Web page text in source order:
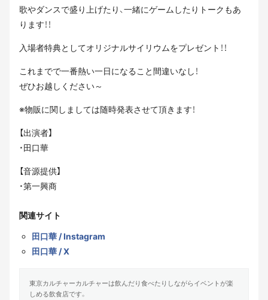
歌やダンスで盛り上げたり、一緒にゲームしたりトークもあ
ります！！
入場者特典としてオリジナルサイリウムをプレゼント！！
これまでで一番熱い一日になること間違いなし！
ぜひお越しください～
※物販に関しましては随時発表させて頂きます！
【出演者】
・田口華
【音源提供】
・第一興商
関連サイト
田口華 / Instagram
田口華 / X
東京カルチャーカルチャーは飲んだり食べたりしながらイベントが楽
しめる飲食店です。